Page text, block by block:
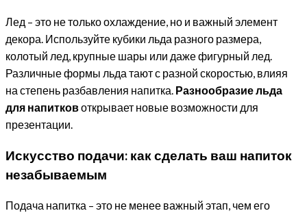
Лед – это не только охлаждение, но и важный элемент
декора. Используйте кубики льда разного размера,
колотый лед, крупные шары или даже фигурный лед.
Различные формы льда тают с разной скоростью, влияя
на степень разбавления напитка. Разнообразие льда
для напитковоткрывает новые возможности для
презентации.
Искусство подачи: как сделать ваш напиток
незабываемым
Подача напитка – это не менее важный этап, чем его